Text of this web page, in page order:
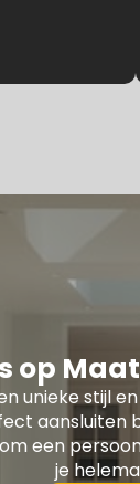
op
unieke stijl
aansluiten
een
je